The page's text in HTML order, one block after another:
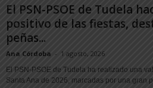
El PSN-PSOE de Tudela
positivo de las fiestas,
peñas...
Ana Córdoba - 1 agosto, 2026
El PSN-PSOE de Tudela ha realizado una
Santa Ana de 2026, marcadas por una gran